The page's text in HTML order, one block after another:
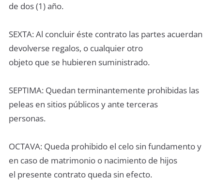
de dos (1) año.
SEXTA: Al concluir éste contrato las partes acuerdan
devolverse regalos, o cualquier otro
objeto que se hubieren suministrado.
SEPTIMA: Quedan terminantemente prohibidas las
peleas en sitios públicos y ante terceras
personas.
OCTAVA: Queda prohibido el celo sin fundamento y
en caso de matrimonio o nacimiento de hijos
el presente contrato queda sin efecto.